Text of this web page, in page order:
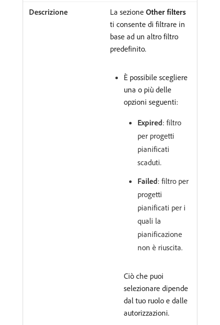
La sezione Other filters
ti consente di filtrare in
base ad un altro filtro
predefinito.
È possibile scegliere
una o più delle
opzioni seguenti:
Expired: filtro
per progetti
pianificati
scaduti.
Failed: filtro per
progetti
pianificati per i
quali la
pianificazione
non è riuscita.
Ciò che puoi
selezionare dipende
dal tuo ruolo e dalle
autorizzazioni.